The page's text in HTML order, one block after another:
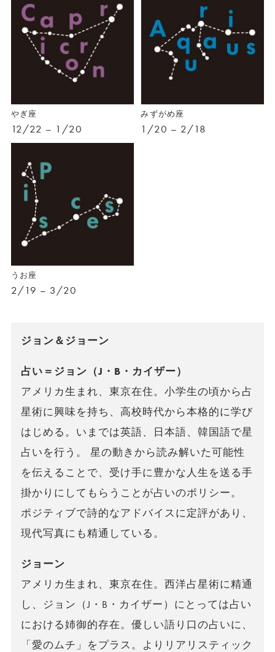
やぎ座
12/22 – 1/20
みずがめ座
1/20 – 2/18
うお座
2/19 – 3/20
ジョン＆ジョーン
占い＝ジョン（J・B・カイザー）
アメリカ生まれ、東京在住。小学生の頃から占
星術に興味を持ち、高校時代から本格的に学び
はじめる。いまでは英語、日本語、韓国語で星
占いを行う。 星の動きから読み解いた可能性
を伝えることで、受け手に豊かな人生を送る手
掛かりにしてもらうことが占いのポリシー。
ポジティブで詩的なアドバイスに定評があり、
現代写真にも精通している。
ジョーン
アメリカ生まれ、東京在住。西洋占星術に精通
し、ジョン（J・B・カイザー）にとっては占い
における姉御的存在。優しい語り口の占いに、
「愛のムチ」をプラス。よりリアリスティック